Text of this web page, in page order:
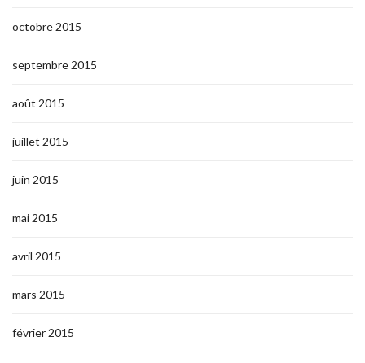
octobre 2015
septembre 2015
août 2015
juillet 2015
juin 2015
mai 2015
avril 2015
mars 2015
février 2015